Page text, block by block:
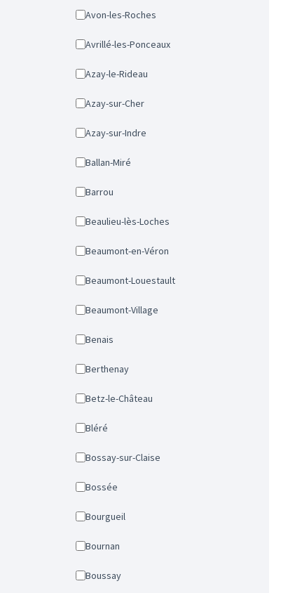
Avon-les-Roches
Avrillé-les-Ponceaux
Azay-le-Rideau
Azay-sur-Cher
Azay-sur-Indre
Ballan-Miré
Barrou
Beaulieu-lès-Loches
Beaumont-en-Véron
Beaumont-Louestault
Beaumont-Village
Benais
Berthenay
Betz-le-Château
Bléré
Bossay-sur-Claise
Bossée
Bourgueil
Bournan
Boussay